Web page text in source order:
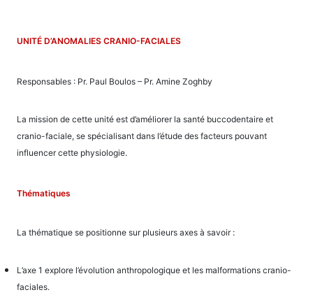
UNITÉ D’ANOMALIES CRANIO-FACIALES
Responsables : Pr. Paul Boulos – Pr. Amine Zoghby
La mission de cette unité est d’améliorer la santé buccodentaire et
cranio-faciale, se spécialisant dans l’étude des facteurs pouvant
influencer cette physiologie.
Thématiques
La thématique se positionne sur plusieurs axes à savoir :
L’axe 1 explore l’évolution anthropologique et les malformations cranio-
faciales.